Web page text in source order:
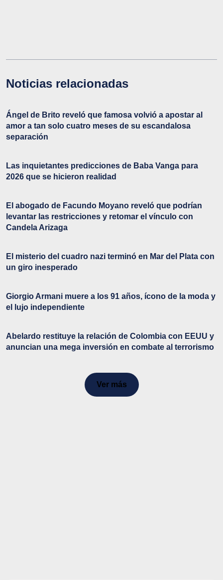
Noticias relacionadas
Ángel de Brito reveló que famosa volvió a apostar al
amor a tan solo cuatro meses de su escandalosa
separación
Las inquietantes predicciones de Baba Vanga para
2026 que se hicieron realidad
El abogado de Facundo Moyano reveló que podrían
levantar las restricciones y retomar el vínculo con
Candela Arizaga
El misterio del cuadro nazi terminó en Mar del Plata con
un giro inesperado
Giorgio Armani muere a los 91 años, ícono de la moda y
el lujo independiente
Abelardo restituye la relación de Colombia con EEUU y
anuncian una mega inversión en combate al terrorismo
Ver más